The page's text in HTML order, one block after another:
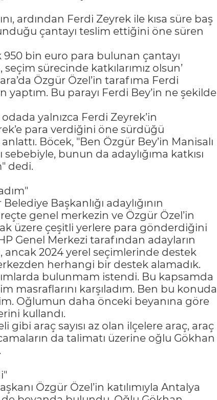
ardından Ferdi Zeyrek ile kısa süre baş
çantayı teslim ettiğini öne süren
950 bin euro para bulunan çantayı
sürecinde katkılarımız olsun’
Özgür Özel’in tarafıma Ferdi
Bu parayı Ferdi Bey’in ne şekilde
yalnızca Ferdi Zeyrek’in
para verdiğini öne sürdüğü
Böcek, "Ben Özgür Bey’in Manisalı
bunun da adaylığıma katkısı
dedi.
Başkanlığı adaylığının
genel merkezin ve Özgür Özel’in
üzere çeşitli yerlere para gönderdiğini
Genel Merkezi tarafından adayların
ancak 2024 yerel seçimlerinde destek
herhangi bir destek alamadık.
bulunmam istendi. Bu kapsamda
masraflarını karşıladım. Ben bu konuda
Oğlumun daha önceki beyanına göre
kullandı.
gibi araç sayısı az olan ilçelere araç, araç
da talimatı üzerine oğlu Gökhan
Özgür Özel’in katılımıyla Antalya